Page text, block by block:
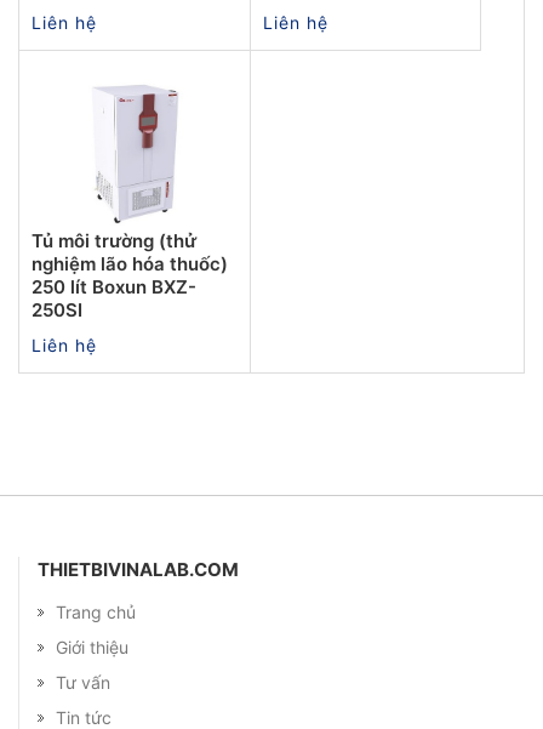
Liên hệ Liên hệ
Tủ môi trường (thử
nghiệm lão hóa thuốc)
250 lít Boxun BXZ-
250SI
Liên hệ
THIETBIVINALAB.COM
Trang chủ
Giới thiệu
Tư vấn
Tin tức